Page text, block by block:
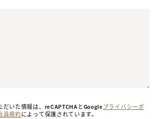
だいた情報は、reCAPTCHAとGoogleプライバシーポ
員規約によって保護されています。